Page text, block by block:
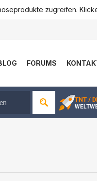
zugreifen.
FORUMS
TNT /